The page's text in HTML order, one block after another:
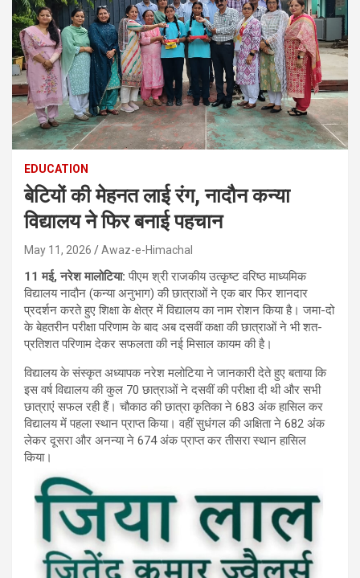
EDUCATION
बेटियों की मेहनत लाई रंग, नादौन कन्या
विद्यालय ने फिर बनाई पहचान
May 11, 2026 Awaz-e-Himachal
11 मई, नरेश मालोटिया:पीएम श्री राजकीय उत्कृष्ट वरिष्ठ माध्यमिक
विद्यालय नादौन (कन्या अनुभाग) की छात्राओं ने एक बार फिर शानदार
प्रदर्शन करते हुए शिक्षा के क्षेत्र में विद्यालय का नाम रोशन किया है। जमा-दो
के बेहतरीन परीक्षा परिणाम के बाद अब दसवीं कक्षा की छात्राओं ने भी शत-
प्रतिशत परिणाम देकर सफलता की नई मिसाल कायम की है।
विद्यालय के संस्कृत अध्यापक नरेश मलोटिया ने जानकारी देते हुए बताया कि
इस वर्ष विद्यालय की कुल 70 छात्राओं ने दसवीं की परीक्षा दी थी और सभी
छात्राएं सफल रही हैं। चौकाठ की छात्रा कृतिका ने 683 अंक हासिल कर
विद्यालय में पहला स्थान प्राप्त किया। वहीं सुधंगल की अक्षिता ने 682 अंक
लेकर दूसरा और अनन्या ने 674 अंक प्राप्त कर तीसरा स्थान हासिल
किया।